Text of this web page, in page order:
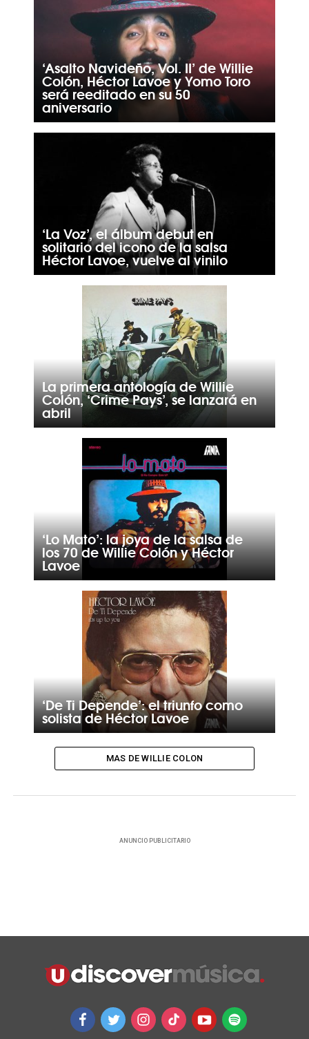
‘Asalto Navideño, Vol. II’ de Willie
Colón, Héctor Lavoe y Yomo Toro
será reeditado en su 50
aniversario
‘La Voz’, el álbum debut en
solitario del icono de la salsa
Héctor Lavoe, vuelve al vinilo
La primera antología de Willie
Colón, ‘Crime Pays’, se lanzará en
abril
‘Lo Mato’: la joya de la salsa de
los 70 de Willie Colón y Héctor
Lavoe
‘De Ti Depende’: el triunfo como
solista de Héctor Lavoe
MAS DE WILLIE COLON
ANUNCIO PUBLICITARIO